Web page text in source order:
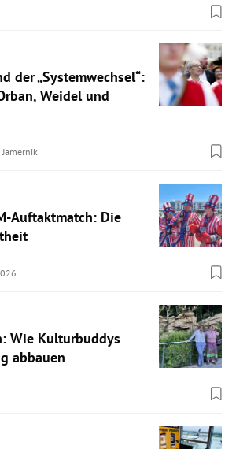
der „Systemwechsel“:
Weidel und
Auftaktmatch: Die
Wie Kulturbuddys
abbauen